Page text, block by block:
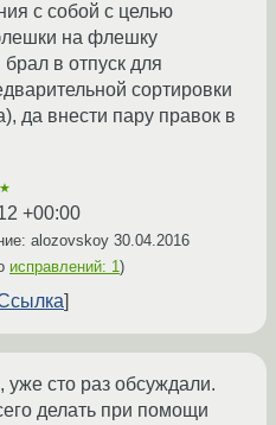
с собой с целью
на флешку
в отпуск для
сортировки
да внести пару правок в
+00:00
alozovskoy 30.04.2016
исправлений: 1)
уже сто раз обсуждали.
делать при помощи